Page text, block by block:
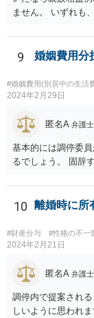
ご参考まで。
ません。 いずれも
9 婚姻費用分
#婚姻費用(別居中の生活
2024年2月29日
匿名A 弁護士
基本的には調停委
るでしょう。 固辞
10 離婚時に所
#財産分与 #性格の不一
2024年2月21日
匿名A 弁護士
調停内で提案され
しいように思われ